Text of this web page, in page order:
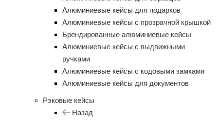
Алюминиевые кейсы для подарков
Алюминиевые кейсы с прозрачной крышкой
Брендированные алюминиевые кейсы
Алюминиевые кейсы с выдвижными
ручками
Алюминиевые кейсы с кодовыми замками
Алюминиевые кейсы для документов
Рэковые кейсы
Назад